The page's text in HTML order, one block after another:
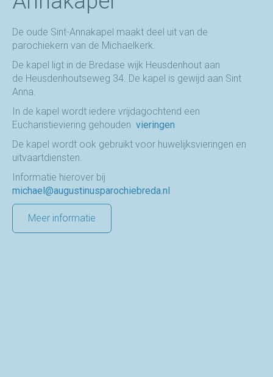
De oude Sint-Annakapel maakt deel uit van de
parochiekern van de Michaelkerk.
De kapel ligt in de Bredase wijk Heusdenhout aan
de Heusdenhoutseweg 34. De kapel is gewijd aan Sint
Anna.
In de kapel wordt iedere vrijdagochtend een
Eucharistieviering gehouden vieringen
De kapel wordt ook gebruikt voor huwelijksvieringen en
uitvaartdiensten.
Informatie hierover bij
michael@augustinusparochiebreda.nl
Meer informatie